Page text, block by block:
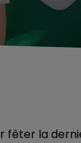
fêter la